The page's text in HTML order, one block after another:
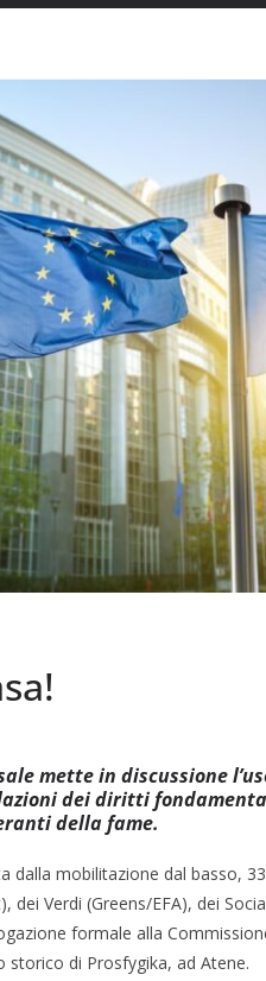
mette in discussione
dei diritti
della fame.
dalla mobilitazione dal basso,
Verdi (Greens/EFA), dei
formale alla
di Prosfygika, ad Atene.